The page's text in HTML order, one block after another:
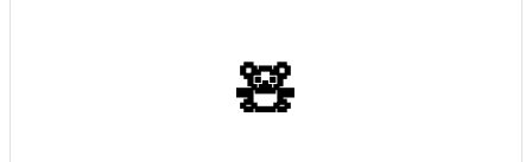
🧸